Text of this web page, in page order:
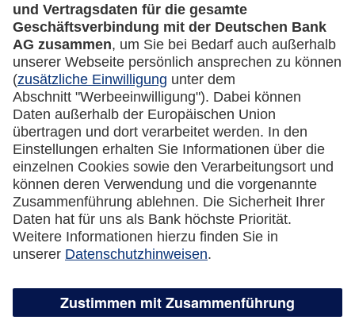
Impressum
Datenschutz
Cookie Einstellungen
Vertrag widerrufen